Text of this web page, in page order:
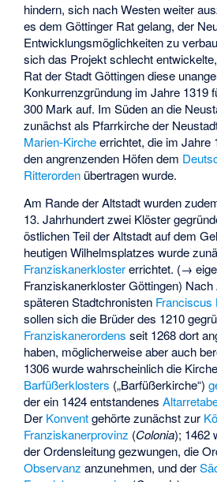
hindern, sich nach Westen weiter
es dem Göttinger Rat gelang, der
Entwicklungsmöglichkeiten zu
sich das Projekt schlecht
Rat der Stadt Göttingen diese
Konkurrenzgründung im Jahre 1319
300 Mark auf. Im Süden an die
zunächst als Pfarrkirche der
Marien-Kircheerrichtet, die im Jahre
den angrenzenden Höfen dem
Ritterorden übertragen wurde.
Am Rande der Altstadt wurden
13. Jahrhundert zwei Klöster
östlichen Teil der Altstadt auf dem
heutigen Wilhelmsplatzes wurde
Franziskanerklostererrichtet. (→
Franziskanerkloster Göttingen) Nach
späteren Stadtchronisten Franciscus
sollen sich die Brüder des 1210
Franziskanerordens seit 1268 dort
haben, möglicherweise aber auch
1306 wurde wahrscheinlich die
Barfüßerklosters („Barfüßerkirche“)
der ein 1424 entstandenes
Der Konventgehörte zunächst zur
Franziskanerprovinz (Colonia); 1462
der Ordensleitung gezwungen, die
Observanz anzunehmen, und der